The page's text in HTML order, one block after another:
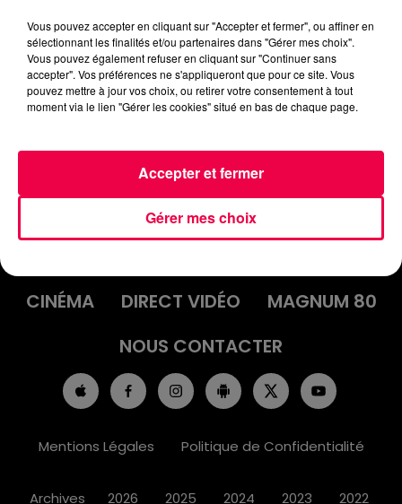
Magnum-15-avril-2022-12h30.mp3
INFOS
EMISSIONS
CINÉMA
DIRECT VIDÉO
MAGNUM 80
NOUS CONTACTER
Mentions Légales Politique de Confidentialité
Archives 2026 2025 2024 2023 2022
Vous pouvez accepter en cliquant sur "Accepter et fermer", ou affiner en
sélectionnant les finalités et/ou partenaires dans "Gérer mes choix".
Vous pouvez également refuser en cliquant sur "Continuer sans
accepter". Vos préférences ne s'appliqueront que pour ce site. Vous
pouvez mettre à jour vos choix, ou retirer votre consentement à tout
moment via le lien "Gérer les cookies" situé en bas de chaque page.
Gérer mes choix
Accepter et fermer